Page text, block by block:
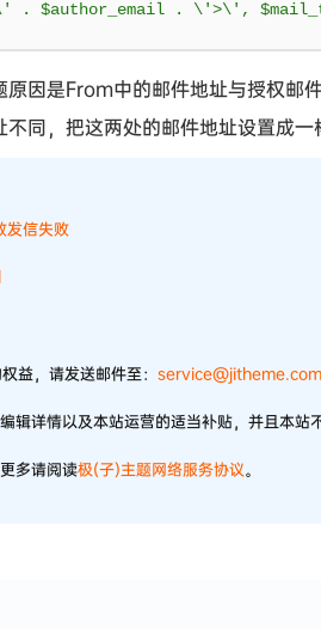
. $author_email . \'>\' ,
原因是From中的邮件地址与授权
同，把这两处的邮件地址设置成一
发信失败
益，请发送邮件至： service@jitheme.com
详情以及本站运营的适当补贴，并且本站
多请阅读极(子)主题网络服务协议。